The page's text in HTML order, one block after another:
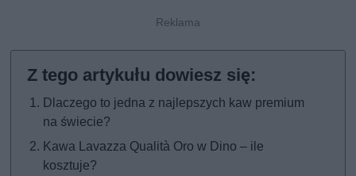
Dlaczego to jedna z najlepszych kaw premium
na świecie?
Kawa Lavazza Qualità Oro w Dino – ile
kosztuje?